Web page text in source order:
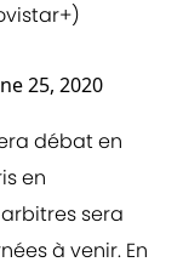
25, 2020
débat en
en
sera
à venir. En